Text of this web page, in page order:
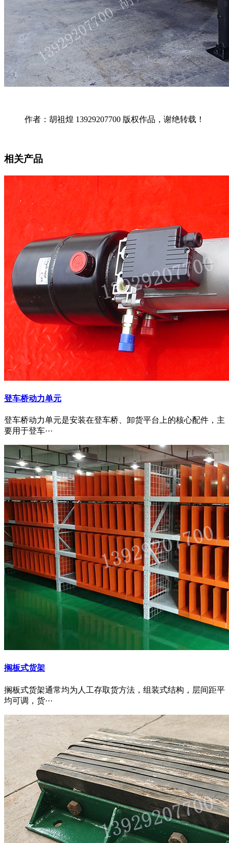
作者：胡祖煌 13929207700 版权作品，谢绝转载！
相关产品
登车桥动力单元
登车桥动力单元是安装在登车桥、卸货平台上的核心配件，主
要用于登车···
搁板式货架
搁板式货架通常均为人工存取货方法，组装式结构，层间距平
均可调，货···